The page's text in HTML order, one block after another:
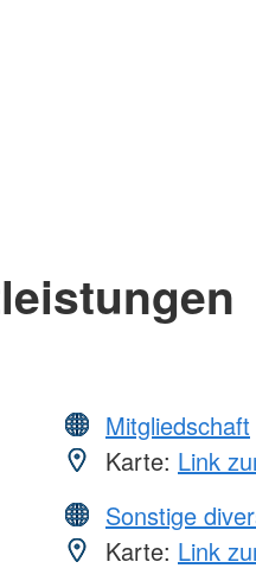
Mitgliedschaft
Karte: Link
Sonstige
Karte: Link